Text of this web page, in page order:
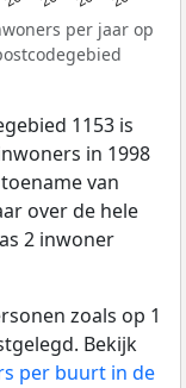
per jaar op
1153 is
in 1998
van
over de hele
2 inwoner
zoals op 1
Bekijk
per buurt in de